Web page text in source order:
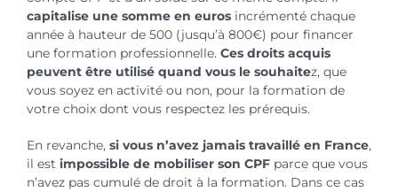
capitalise une somme en euros incrémenté chaque
année à hauteur de 500 (jusqu’à 800€) pour financer
une formation professionnelle. Ces droits acquis
peuvent être utilisé quand vous le souhaitez, que
vous soyez en activité ou non, pour la formation de
votre choix dont vous respectez les prérequis.
En revanche, si vous n’avez jamais travaillé en France,
il est impossible de mobiliser son CPF parce que vous
n’avez pas cumulé de droit à la formation. Dans ce cas